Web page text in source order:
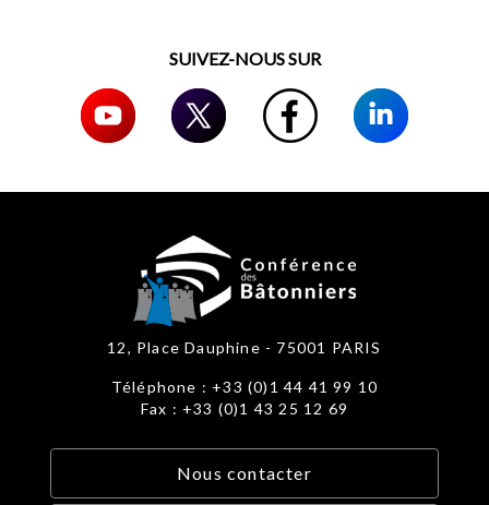
SUIVEZ-NOUS SUR
12, Place Dauphine - 75001 PARIS
Téléphone : +33 (0)1 44 41 99 10
Fax : +33 (0)1 43 25 12 69
Nous contacter